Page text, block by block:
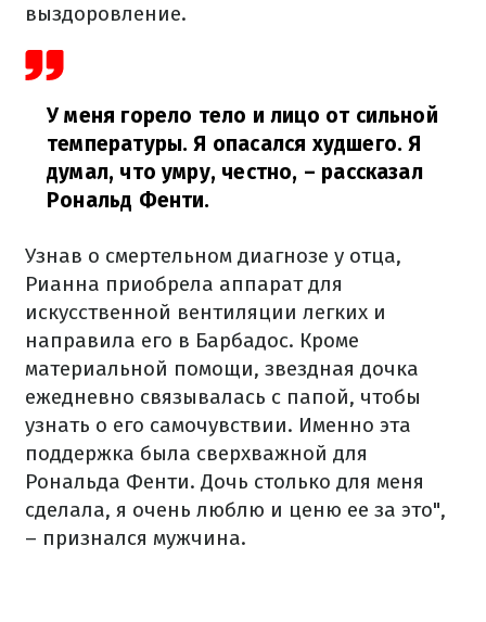
выздоровление.
У меня горело тело и лицо от сильной
температуры. Я опасался худшего. Я
думал, что умру, честно, – рассказал
Рональд Фенти.
Узнав о смертельном диагнозе у отца,
Рианна приобрела аппарат для
искусственной вентиляции легких и
направила его в Барбадос. Кроме
материальной помощи, звездная дочка
ежедневно связывалась с папой, чтобы
узнать о его самочувствии. Именно эта
поддержка была сверхважной для
Рональда Фенти. Дочь столько для меня
сделала, я очень люблю и ценю ее за это",
– признался мужчина.